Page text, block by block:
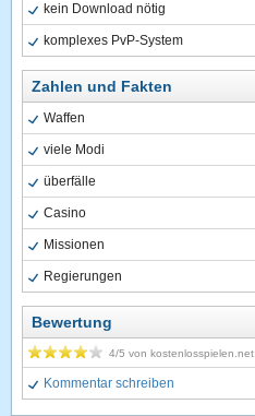
kein Download nötig
komplexes PvP-System
Zahlen und Fakten
Waffen
viele Modi
überfälle
Casino
Missionen
Regierungen
Bewertung
4/5 vonkostenlosspielen.net
Kommentar schreiben